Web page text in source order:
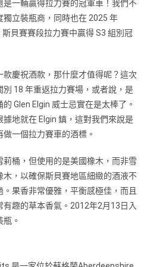
是一輛贏得拉力賽的冠軍車！我們不
立裝瓶商，同時也在 2025 年
貝賽賽段拉力賽中贏得 S3 組別冠
慶祝酒款，那什麼才值得呢？這次
18 年重返拉力賽場，或者說，是
Glen Elgin 威士忌實在是太棒了。
地就在 Elgin 鎮，這對我們來說是
一個拉力賽車的酒標。
莉桶，但使用的是美國橡木，而非雪
木，以確保斯貝賽地區細緻的酒液不
果香非常優雅，平衡感極佳，而且
趣的草本香氣。2012年2月13日入
。